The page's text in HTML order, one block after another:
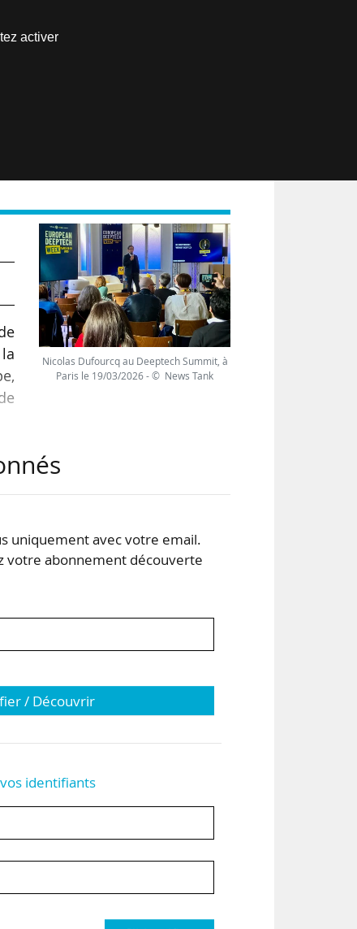
Nicolas Dufourcq au Deeptech Summit, à
Paris le 19/03/2026 - © News Tank
uniquement avec votre email.
votre abonnement découverte
/ Découvrir
identifiants
activer